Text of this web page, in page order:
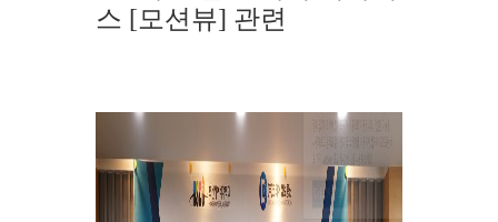
스 [모션뷰] 관련